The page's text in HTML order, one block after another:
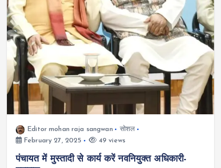
Editor mohan raja sangwan
सोशल
February 27, 2025
49 views
पंचायत में मुस्तादी से कार्य करें नवनियुक्त अधिकारी-